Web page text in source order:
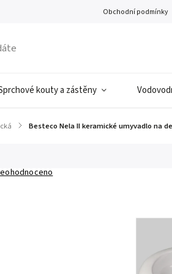
Obchodní podmínky
kouty a zástěny
/ Besteco Nela II keramické umyvadlo na